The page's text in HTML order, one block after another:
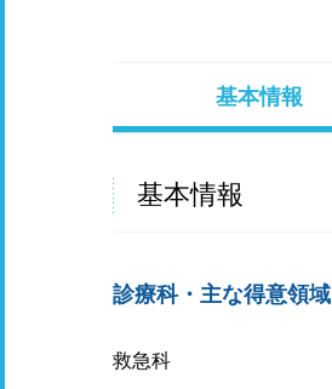
基本情報
基本情報
診療科・主な得意領域
救急科